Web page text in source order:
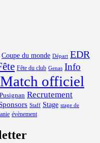
Coupe du monde Départ EDR
Fête du club Genas Info
Match officiel
Pusignan Recrutement
Staff Stage stage de
évènement